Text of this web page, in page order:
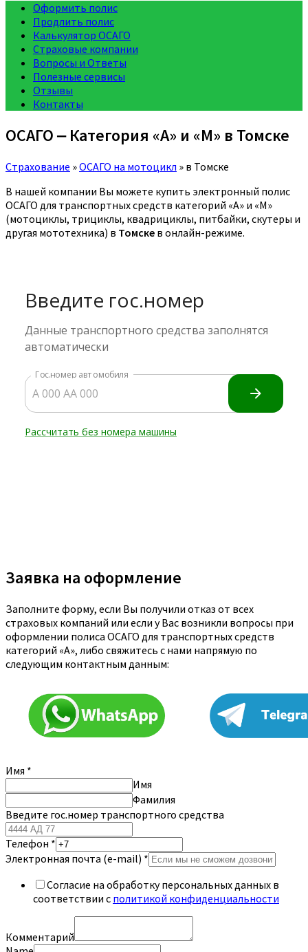
Оформить полис
Продлить полис
Калькулятор ОСАГО
Страховые компании
Вопросы и Ответы
Полезные сервисы
Отзывы
Контакты
ОСАГО ‒ Категория «A» и «M» в Томске
Страхование »ОСАГО на мотоцикл » в Томске
В нашей компании Вы можете купить электронный полис
ОСАГО для транспортных средств категорий «A» и «M»
(мотоциклы, трициклы, квадрициклы, питбайки, скутеры и
другая мототехника) в Томске в онлайн-режиме.
Заявка на оформление
Заполните форму, если Вы получили отказ от всех
страховых компаний или если у Вас возникли вопросы при
оформлении полиса ОСАГО для транспортных средств
категорий «A», либо свяжитесь с нами напрямую по
следующим контактным данным:
Имя *
Имя
Фамилия
Введите гос.номер транспортного средства
Телефон *
Электронная почта (e-mail) *
Согласие на обработку персональных данных в
соответствии с политикой конфиденциальности
Комментарий